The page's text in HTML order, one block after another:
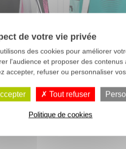
FOX RACING
MAILLOT
44,90 €
de votre vie privée
des cookies pour améliorer
l'audience et proposer des contenus
accepter, refuser ou personnaliser
Tout refuser
Politique de cookies